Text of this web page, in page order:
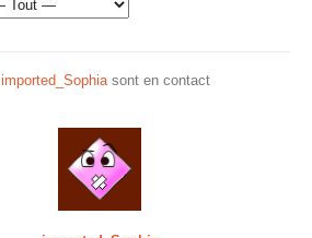
imported_Sophiasont en contact